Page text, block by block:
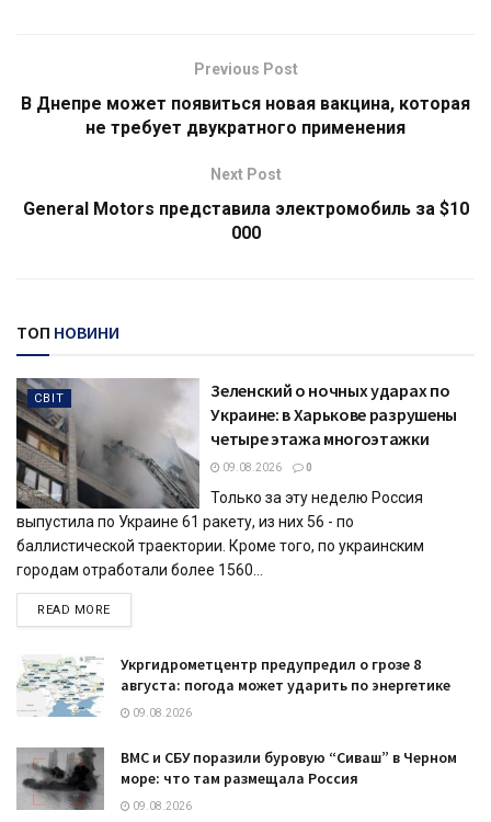
Previous Post
В Днепре может появиться новая вакцина, которая
не требует двукратного применения
Next Post
General Motors представила электромобиль за $10
000
ТОП НОВИНИ
СВІТ
Зеленский о ночных ударах по
Украине: в Харькове разрушены
четыре этажа многоэтажки
09.08.2026 0
Только за эту неделю Россия
выпустила по Украине 61 ракету, из них 56 - по
баллистической траектории. Кроме того, по украинским
городам отработали более 1560...
READ MOREDETAILS
Укргидрометцентр предупредил о грозе 8
августа: погода может ударить по энергетике
09.08.2026
ВМС и СБУ поразили буровую “Сиваш” в Черном
море: что там размещала Россия
09.08.2026